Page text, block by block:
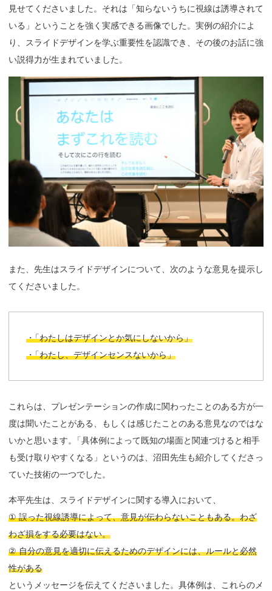
見せてくださいました。それは「知らないうちに視線は誘導されて
いる」ということを強く実感できる画像でした。実例の紹介によ
り、スライドデザインを学ぶ重要性を認識でき、その後のお話に強
い説得力が生まれていました。
また、先生はスライドデザインについて、次のような意見を提示し
てくださいました。
・「わたしはデザインとか気にしないから」
・「わたし、デザインセンスないから」
これらは、プレゼンテーションの作成に関わったことのある方が一
度は聞いたことがある、もしくは感じたことのある意見なのではな
いかと思います。
「具体例によって既知の場面と関連づけると相手
も受け取りやすくなる」というのは、沼田先生も紹介してくださっ
ていた技術の一つでした。
本平先生は、スライドデザインに関する導入において、
① 誤った視線誘導によって、意見が伝わらないこともある。わざ
わざ損をする必要はない。
② 自分の意見を適切に伝えるためのデザインには、ルールと必然
性がある
というメッセージを伝えてくださいました。具体例は、これらのメ